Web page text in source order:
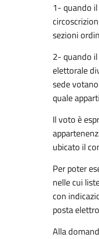
1- quando
sezioni
2- quando
elettorale
sede
quale
Il voto è
ubicato il
Per poter
nelle cui
con
posta
Alla